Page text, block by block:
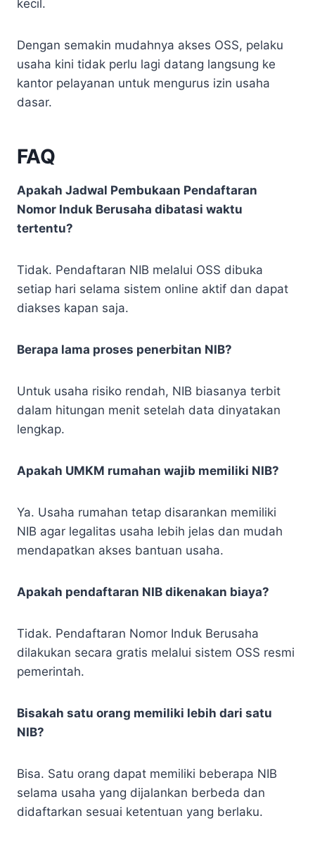
kecil.
Dengan semakin mudahnya akses OSS, pelaku
usaha kini tidak perlu lagi datang langsung ke
kantor pelayanan untuk mengurus izin usaha
dasar.
FAQ
Apakah Jadwal Pembukaan Pendaftaran
Nomor Induk Berusaha dibatasi waktu
tertentu?
Tidak. Pendaftaran NIB melalui OSS dibuka
setiap hari selama sistem online aktif dan dapat
diakses kapan saja.
Berapa lama proses penerbitan NIB?
Untuk usaha risiko rendah, NIB biasanya terbit
dalam hitungan menit setelah data dinyatakan
lengkap.
Apakah UMKM rumahan wajib memiliki NIB?
Ya. Usaha rumahan tetap disarankan memiliki
NIB agar legalitas usaha lebih jelas dan mudah
mendapatkan akses bantuan usaha.
Apakah pendaftaran NIB dikenakan biaya?
Tidak. Pendaftaran Nomor Induk Berusaha
dilakukan secara gratis melalui sistem OSS resmi
pemerintah.
Bisakah satu orang memiliki lebih dari satu
NIB?
Bisa. Satu orang dapat memiliki beberapa NIB
selama usaha yang dijalankan berbeda dan
didaftarkan sesuai ketentuan yang berlaku.